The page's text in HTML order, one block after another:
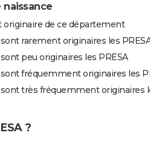
naissance
originaire de ce département
rarement originaires les PRESA
peu originaires les PRESA
fréquemment originaires les
très fréquemment originaires
?